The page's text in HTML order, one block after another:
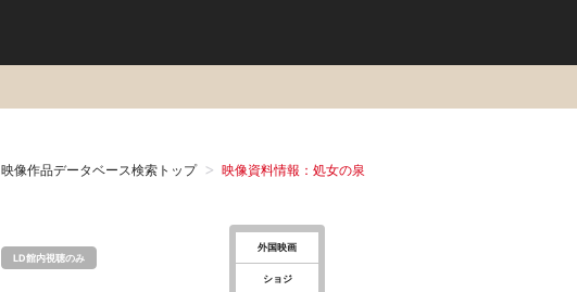
映像作品データベース検索トップ 映像資料情報：処女の泉
LD館内視聴のみ
外国映画
ショジ